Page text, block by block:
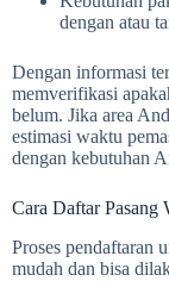
dengan atau
Dengan informasi
memverifikasi
belum. Jika area
estimasi waktu
dengan kebutuhan
Cara Daftar Pasang
Proses pendaftaran
mudah dan bisa